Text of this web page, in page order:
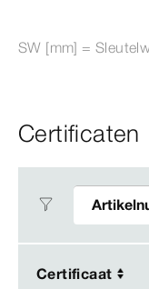
SW [mm] =
Certificaten
Certificaat
Certificaat